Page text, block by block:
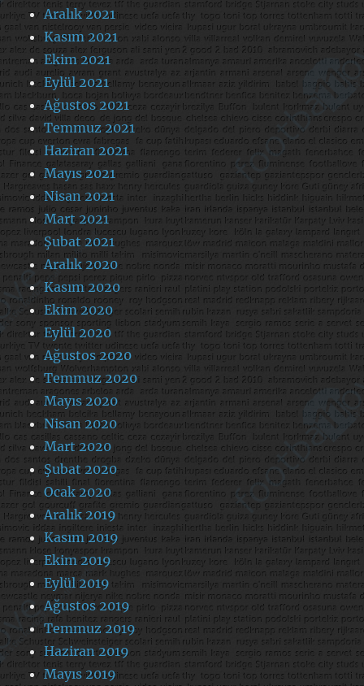
Aralık 2021
Kasım 2021
Ekim 2021
Eylül 2021
Ağustos 2021
Temmuz 2021
Haziran 2021
Mayıs 2021
Nisan 2021
Mart 2021
Şubat 2021
Aralık 2020
Kasım 2020
Ekim 2020
Eylül 2020
Ağustos 2020
Temmuz 2020
Mayıs 2020
Nisan 2020
Mart 2020
Şubat 2020
Ocak 2020
Aralık 2019
Kasım 2019
Ekim 2019
Eylül 2019
Ağustos 2019
Temmuz 2019
Haziran 2019
Mayıs 2019